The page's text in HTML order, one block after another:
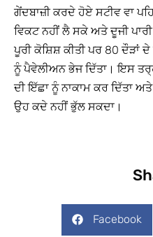
ਗੇਂਦਬਾਜ਼ੀ ਕਰਦੇ ਹੋਏ ਸਟੀਵ ਵਾ
ਵਿਕਟ ਨਹੀਂ ਲੈ ਸਕੇ ਅਤੇ ਦੂਜੀ
ਪੂਰੀ ਕੋਸ਼ਿਸ਼ ਕੀਤੀ ਪਰ 80 ਦੌੜਾਂ
ਨੂੰ ਪੈਵੇਲੀਅਨ ਭੇਜ ਦਿੱਤਾ। ਇਸ
ਦੀ ਇੱਛਾ ਨੂੰ ਨਾਕਾਮ ਕਰ ਦਿੱਤਾ
ਉਹ ਕਦੇ ਨਹੀਂ ਭੁੱਲ ਸਕਦਾ।
Facebook